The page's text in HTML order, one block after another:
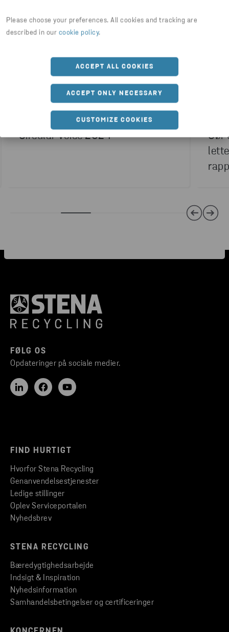
Please choose your preferences. All cookies and tracking are
described in our cookie policy.
ACCEPT ALL COOKIES
ACCEPT ONLY NECESSARY
CUSTOMIZE COOKIES
FREMSTILLING
DETAILHANDEL
Circular Voice 2024
Gør
FØLG OS
Opdateringer på sociale medier.
FIND HURTIGT
Hvorfor Stena Recycling
Genanvendelsestjenester
Ledige stillinger
Oplev Serviceportalen
Nyhedsbrev
STENA RECYCLING
Bæredygtighedsarbejde
Indsigt & Inspiration
Nyhedsinformation
Samhandelsbetingelser og certificeringer